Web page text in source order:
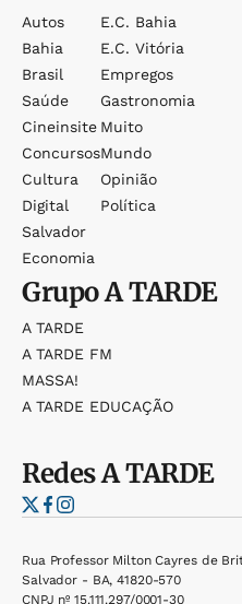
Autos
Bahia
Brasil
Saúde
Cineinsite
Concursos
Cultura
Digital
Salvador
Economia
E.c. Bahia
E.c. Vitória
Empregos
Gastronomia
Muito
Mundo
Opinião
Política
GrupoA TARDE
A TARDE
A TARDE FM
MASSA!
A TARDE EDUCAÇÃO
RedesA TARDE
Rua Professor Milton Cayres de
Salvador - BA, 41820-570
CNPJ nº 15.111.297/0001-30